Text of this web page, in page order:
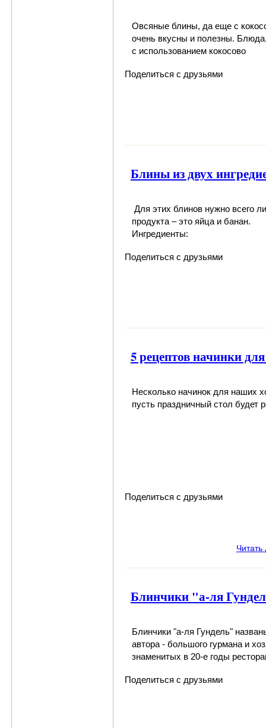
Овсяные блины, да еще с
очень вкусны и полезны.
с использованием кокосово
Поделиться с друзьями
Блины из двух
Для этих блинов нужно всего
продукта – это яйца и банан.
Ингредиенты:
Поделиться с друзьями
5 рецептов начинки
Несколько начинок для наших
пусть праздничный стол будет
Поделиться с друзьями
Читать
Блинчики "а-ля
Блинчики "а-ля Гундель"
автора - большого гурмана и
знаменитых в 20-е годы
Поделиться с друзьями